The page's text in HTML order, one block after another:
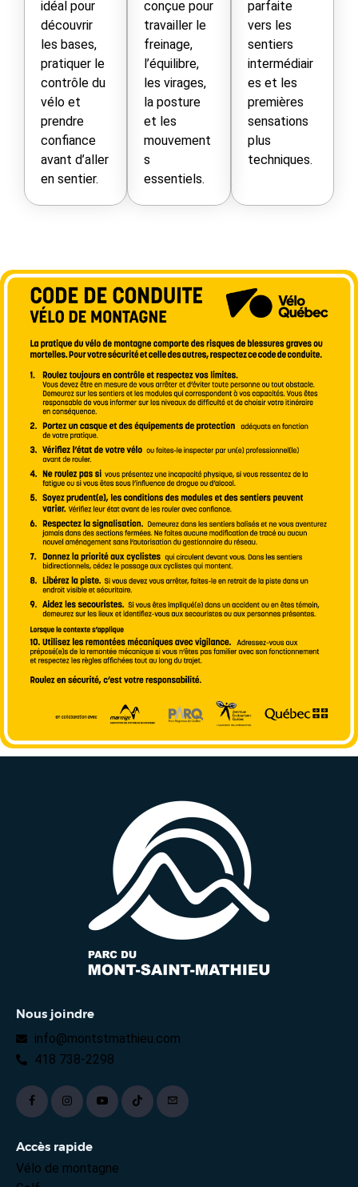
idéal pour
découvrir
les bases,
pratiquer le
contrôle du
vélo et
prendre
confiance
avant d’aller
en sentier.
conçue pour
travailler le
freinage,
l’équilibre,
les virages,
la posture
et les
mouvement
s
essentiels.
parfaite
vers les
sentiers
intermédiair
es et les
premières
sensations
plus
techniques.
Nous joindre
info@montstmathieu.com
418 738-2298
Accès rapide
Vélo de montagne